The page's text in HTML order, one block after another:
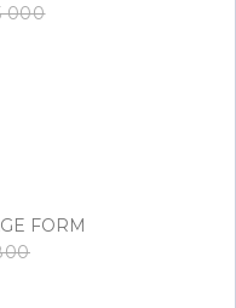
000
FORM